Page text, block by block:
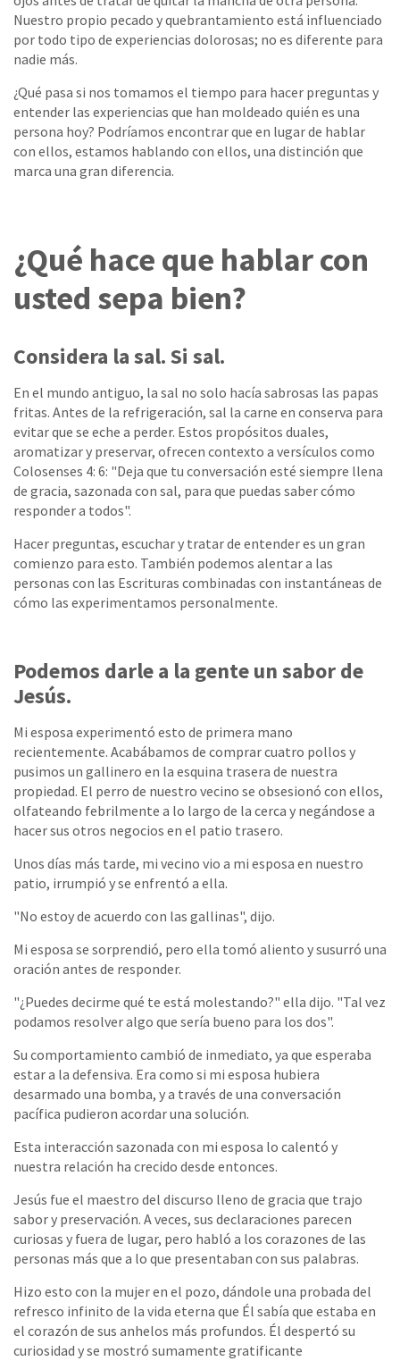
Nuestro propio pecado y quebrantamiento está influenciado
por todo tipo de experiencias dolorosas; no es diferente para
nadie más.
¿Qué pasa si nos tomamos el tiempo para hacer preguntas y
entender las experiencias que han moldeado quién es una
persona hoy? Podríamos encontrar que en lugar de hablar
con ellos, estamos hablando con ellos, una distinción que
marca una gran diferencia.
¿Qué hace que hablar con
usted sepa bien?
Considera la sal. Si sal.
En el mundo antiguo, la sal no solo hacía sabrosas las papas
fritas. Antes de la refrigeración, sal la carne en conserva para
evitar que se eche a perder. Estos propósitos duales,
aromatizar y preservar, ofrecen contexto a versículos como
Colosenses 4: 6: "Deja que tu conversación esté siempre llena
de gracia, sazonada con sal, para que puedas saber cómo
responder a todos".
Hacer preguntas, escuchar y tratar de entender es un gran
comienzo para esto. También podemos alentar a las
personas con las Escrituras combinadas con instantáneas de
cómo las experimentamos personalmente.
Podemos darle a la gente un sabor de
Jesús.
Mi esposa experimentó esto de primera mano
recientemente. Acabábamos de comprar cuatro pollos y
pusimos un gallinero en la esquina trasera de nuestra
propiedad. El perro de nuestro vecino se obsesionó con ellos,
olfateando febrilmente a lo largo de la cerca y negándose a
hacer sus otros negocios en el patio trasero.
Unos días más tarde, mi vecino vio a mi esposa en nuestro
patio, irrumpió y se enfrentó a ella.
"No estoy de acuerdo con las gallinas", dijo.
Mi esposa se sorprendió, pero ella tomó aliento y susurró una
oración antes de responder.
"¿Puedes decirme qué te está molestando?" ella dijo. "Tal vez
podamos resolver algo que sería bueno para los dos".
Su comportamiento cambió de inmediato, ya que esperaba
estar a la defensiva. Era como si mi esposa hubiera
desarmado una bomba, y a través de una conversación
pacífica pudieron acordar una solución.
Esta interacción sazonada con mi esposa lo calentó y
nuestra relación ha crecido desde entonces.
Jesús fue el maestro del discurso lleno de gracia que trajo
sabor y preservación. A veces, sus declaraciones parecen
curiosas y fuera de lugar, pero habló a los corazones de las
personas más que a lo que presentaban con sus palabras.
Hizo esto con la mujer en el pozo, dándole una probada del
refresco infinito de la vida eterna que Él sabía que estaba en
el corazón de sus anhelos más profundos. Él despertó su
curiosidad y se mostró sumamente gratificante